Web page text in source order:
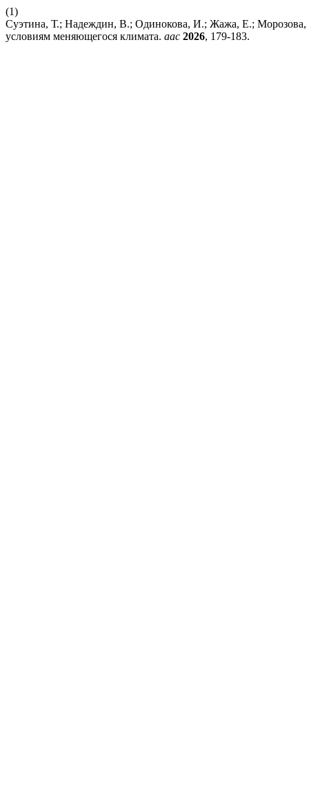
(1)
Суэтина, Т.; Надеждин, В.; Одинокова, И.; Жажа, Е.; Морозова,
условиям меняющегося климата. aac 2026, 179-183.